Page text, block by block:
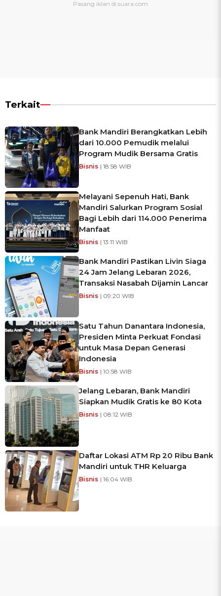
Terkait
Bank Mandiri Berangkatkan Lebih
dari 10.000 Pemudik melalui
Program Mudik Bersama Gratis
Bisnis | 18:58 WIB
Melayani Sepenuh Hati, Bank
Mandiri Salurkan Program Sosial
Bagi Lebih dari 114.000 Penerima
Manfaat
Bisnis | 13:11 WIB
Bank Mandiri Pastikan Livin Siaga
24 Jam Jelang Lebaran 2026,
Transaksi Nasabah Dijamin Lancar
Bisnis | 09:20 WIB
Satu Tahun Danantara Indonesia,
Presiden Minta Perkuat Fondasi
untuk Masa Depan Generasi
Indonesia
Bisnis | 10:58 WIB
Jelang Lebaran, Bank Mandiri
Siapkan Mudik Gratis ke 80 Kota
Bisnis | 08:12 WIB
Daftar Lokasi ATM Rp 20 Ribu Bank
Mandiri untuk THR Keluarga
Bisnis | 16:04 WIB